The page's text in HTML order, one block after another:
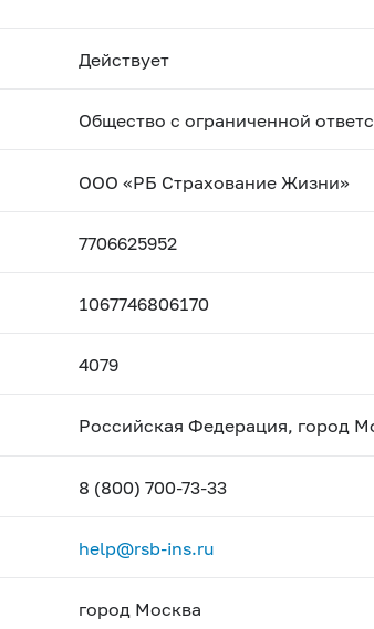
Действует
Общество с ограниченной
ООО «РБ Страхование Жизни»
7706625952
1067746806170
4079
Российская Федерация, город
8 (800) 700-73-33
help@rsb-ins.ru
город Москва